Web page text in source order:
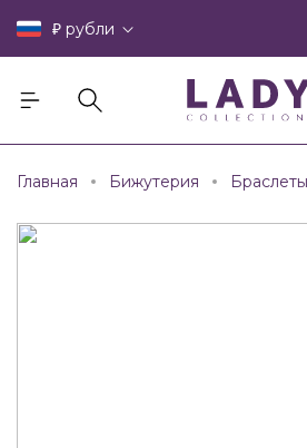
₽ рубли
Главная Бижутерия Браслеты